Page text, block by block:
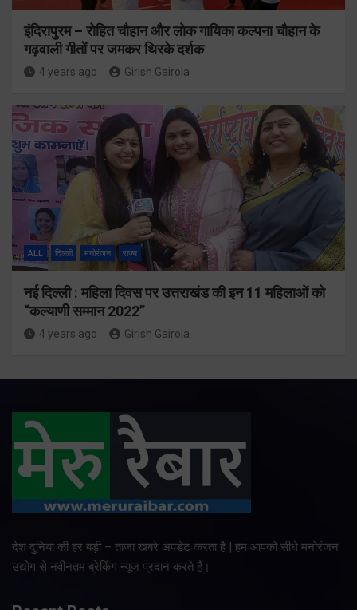
इंदिरापुरम – रोहित चौहान और लोक गायिका कल्पना चौहान के
गढ़वाली गीतों पर जमकर थिरके दर्शक
4 years ago Girish Gairola
ALL दिल्ली मनोरंजन राज्य
नई दिल्ली : महिला दिवस पर उत्तराखंड की इन 11 महिलाओं को
“कल्याणी सम्मान 2022”
4 years ago Girish Gairola
देश दुनिया की हर बड़ी – ताजा खबरे अपडेट करता है | हम आपको सीधे मनोरंजन
उद्योग से नवीनतम ब्रेकिंग न्यूज प्रदान करते हैं।